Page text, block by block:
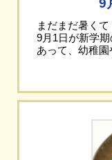
9
まだまだ暑く
9月1日が新学
あって、幼稚